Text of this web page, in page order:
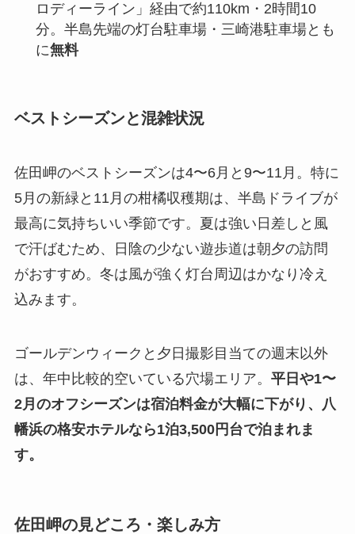
ロディーライン」経由で約110km・2時間10
分。半島先端の灯台駐車場・三崎港駐車場とも
に無料
ベストシーズンと混雑状況
佐田岬のベストシーズンは4〜6月と9〜11月。特に
5月の新緑と11月の柑橘収穫期は、半島ドライブが
最高に気持ちいい季節です。夏は強い日差しと風
で汗ばむため、日陰の少ない遊歩道は朝夕の訪問
がおすすめ。冬は風が強く灯台周辺はかなり冷え
込みます。
ゴールデンウィークと夕日撮影目当ての週末以外
は、年中比較的空いている穴場エリア。 平日や1〜
2月のオフシーズンは宿泊料金が大幅に下がり、八
幡浜の格安ホテルなら1泊3,500円台で泊まれま
す。
佐田岬の見どころ・楽しみ方